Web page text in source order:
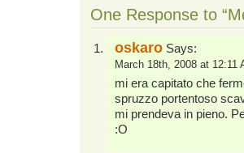
One Response to
oskaro Says:
March 18th, 2008 at 12:11
mi era capitato che
spruzzo portentoso
mi prendeva in pieno.
:O